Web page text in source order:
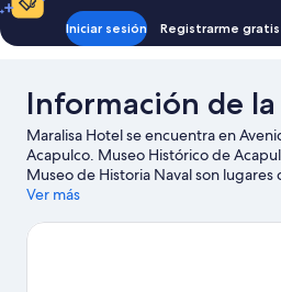
Iniciar sesión Registrarme gratis
Información de la
Maralisa Hotel se encuentra en
Acapulco. Museo Histórico de
Museo de Historia Naval son lugares
turistas que quieran ir de compras
mientras estás en la ciudad?
Ver más